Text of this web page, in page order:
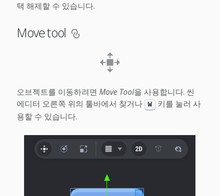
택 해제할 수 있습니다.
Move tool
오브젝트를 이동하려면 Move Tool을 사용합니다. 씬
에디터 오른쪽 위의 툴바에서 찾거나
W
키를 눌러 사
용할 수 있습니다.